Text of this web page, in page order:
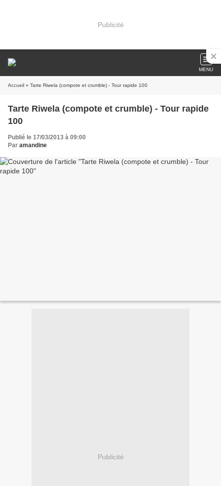
Publicité
MENU
Accueil » Tarte Riwela (compote et crumble) - Tour rapide 100
Tarte Riwela (compote et crumble) - Tour rapide
100
Publié le 17/03/2013 à 09:00
Par amandine
Publicité